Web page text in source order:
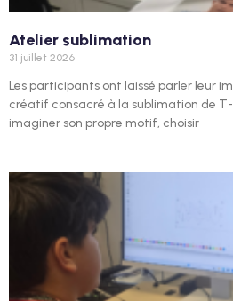
Atelier sublimation
31 juillet 2026
Les participants ont laissé parler leur
créatif consacré à la sublimation de
imaginer son propre motif, choisir